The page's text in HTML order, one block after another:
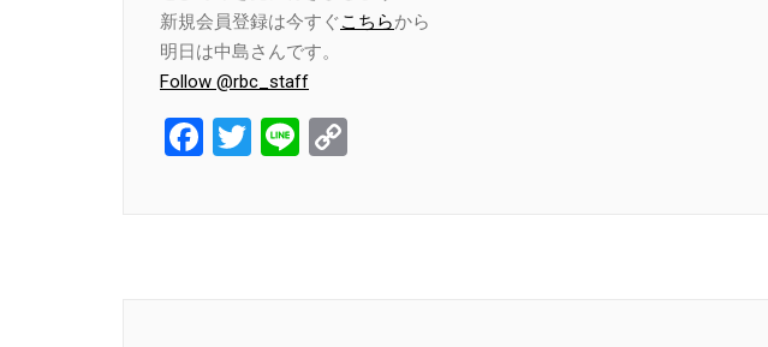
新規会員登録は今すぐこちらから
明日は中島さんです。
Follow @rbc_staff
Facebook
Twitter
Line